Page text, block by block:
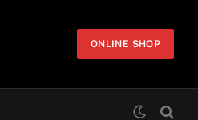
ONLINE SHOP